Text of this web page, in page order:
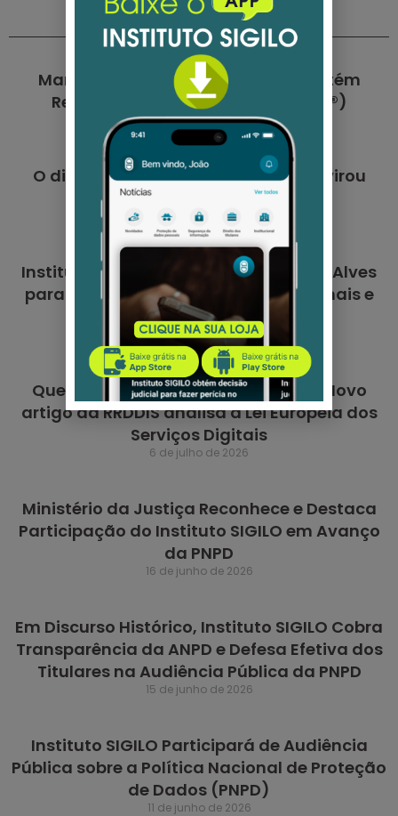
Marco Histórico: Instituto SIGILO obtém
Registro Oficial de Marca no INPI (®)
7 de agosto de 2026
O dia em que a proteção de dados virou
20 de julho de 2026
Instituto SIGILO anuncia Maíra Feltrin Alves
para as áreas de Relações Institucionais e
Jurídica
8 de julho de 2026
Quem deve fiscalizar as Big Techs? Novo
artigo da RRDDIS analisa a Lei Europeia dos
Serviços Digitais
6 de julho de 2026
Ministério da Justiça Reconhece e Destaca
Participação do Instituto SIGILO em Avanço
da PNPD
16 de junho de 2026
Em Discurso Histórico, Instituto SIGILO Cobra
Transparência da ANPD e Defesa Efetiva dos
Titulares na Audiência Pública da PNPD
15 de junho de 2026
Instituto SIGILO Participará de Audiência
Pública sobre a Política Nacional de Proteção
de Dados (PNPD)
11 de junho de 2026